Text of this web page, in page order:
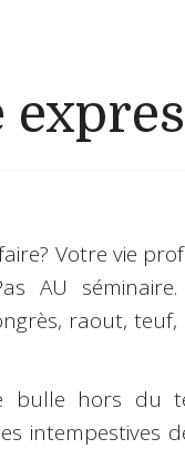
Votre vie
AU séminaire.
raout,
bulle hors du
intempestives